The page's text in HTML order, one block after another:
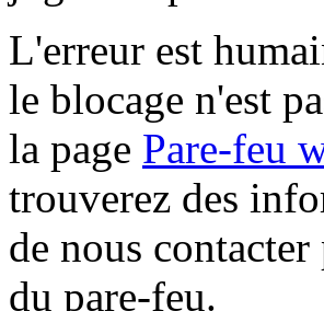
L'erreur est
le blocage n'est
la page Pare-feu
trouverez des
de nous
du pare-feu.